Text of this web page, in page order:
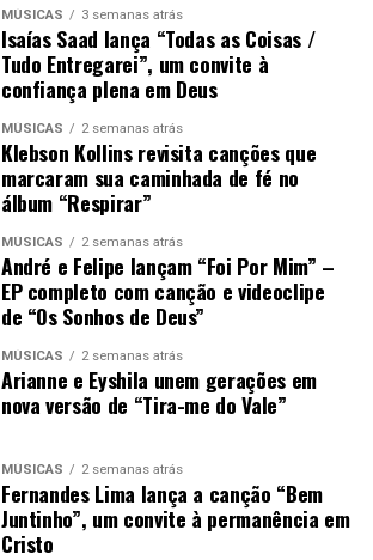
MÚSICAS 3 semanas atrás
Isaías Saad lança “Todas as Coisas /
Tudo Entregarei”, um convite à
confiança plena em Deus
MÚSICAS 2 semanas atrás
Klebson Kollins revisita canções que
marcaram sua caminhada de fé no
álbum “Respirar”
MÚSICAS 2 semanas atrás
André e Felipe lançam “Foi Por Mim” –
EP completo com canção e videoclipe
de “Os Sonhos de Deus”
MÚSICAS 2 semanas atrás
Arianne e Eyshila unem gerações em
nova versão de “Tira-me do Vale”
MÚSICAS 2 semanas atrás
Fernandes Lima lança a canção “Bem
Juntinho”, um convite à permanência em
Cristo